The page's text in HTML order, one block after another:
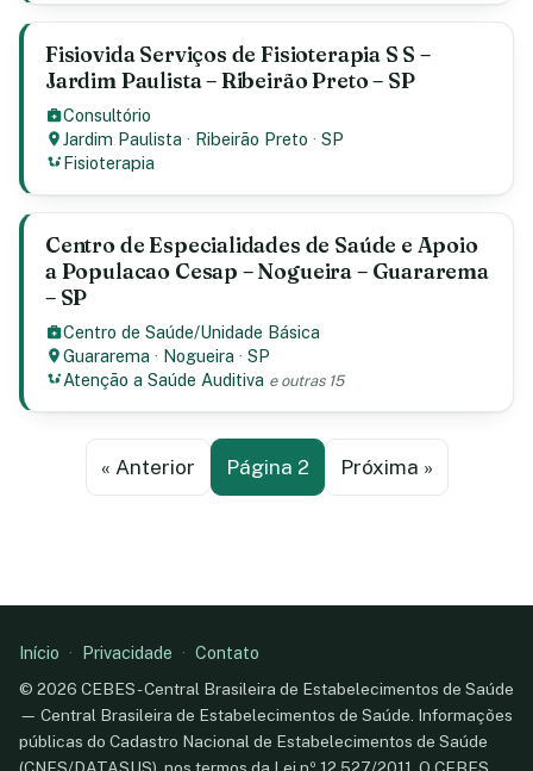
Fisiovida Serviços de Fisioterapia S S –
Jardim Paulista – Ribeirão Preto – SP
Consultório
Jardim Paulista · Ribeirão Preto ·SP
Fisioterapia
Centro de Especialidades de Saúde e Apoio
a Populacao Cesap – Nogueira – Guararema
– SP
Centro de Saúde/Unidade Básica
Guararema · Nogueira ·SP
Atenção a Saúde Auditiva e outras 15
« Anterior Página 2 Próxima »
Início · Privacidade · Contato
© 2026 CEBES - Central Brasileira de Estabelecimentos de Saúde
— Central Brasileira de Estabelecimentos de Saúde. Informações
públicas do Cadastro Nacional de Estabelecimentos de Saúde